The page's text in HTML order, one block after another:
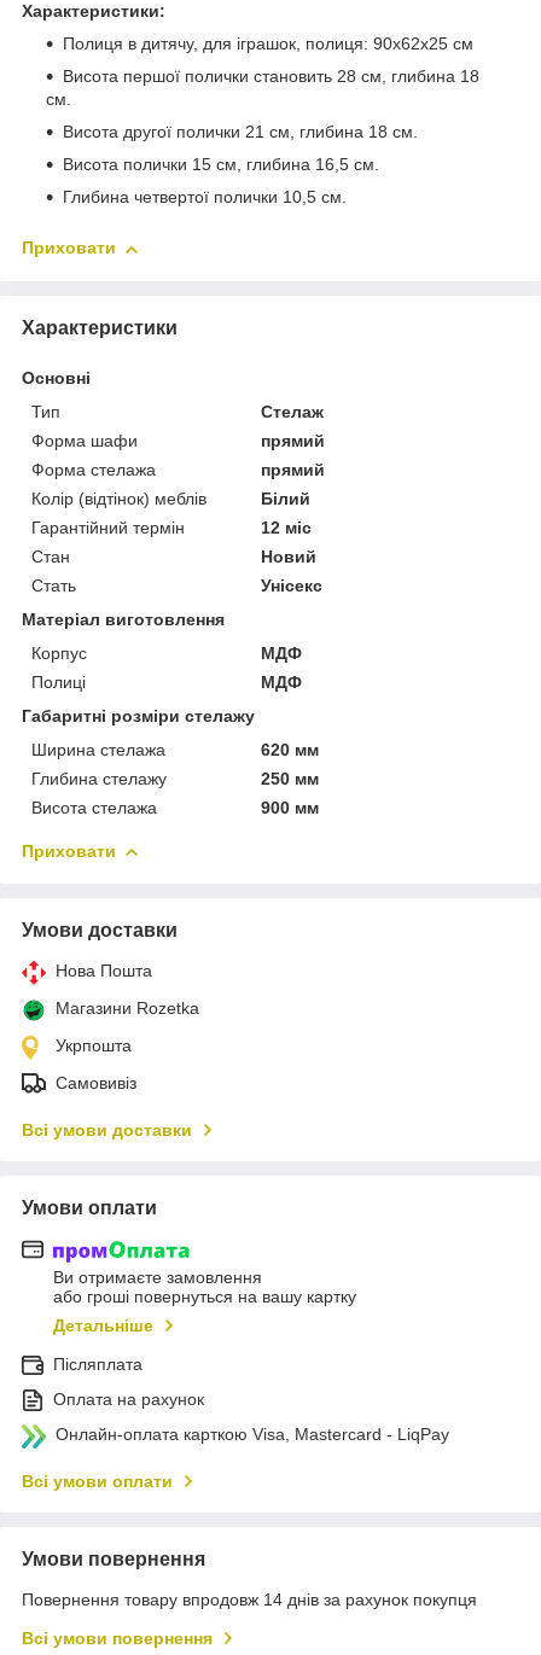
Характеристики:
Полиця в дитячу, для іграшок, полиця: 90х62х25 см
Висота першої полички становить 28 см, глибина 18
см.
Висота другої полички 21 см, глибина 18 см.
Висота полички 15 см, глибина 16,5 см.
Глибина четвертої полички 10,5 см.
Приховати
Характеристики
Основні
Тип
Стелаж
Форма шафи
прямий
Форма стелажа
прямий
Колір (відтінок) меблів
Білий
Гарантійний термін
12 міс
Стан
Новий
Стать
Унісекс
Матеріал виготовлення
Корпус
МДФ
Полиці
МДФ
Габаритні розміри стелажу
Ширина стелажа
620 мм
Глибина стелажу
250 мм
Висота стелажа
900 мм
Приховати
Умови доставки
Нова Пошта
Магазини Rozetka
Укрпошта
Самовивіз
Всі умови доставки
Умови оплати
Ви отримаєте замовлення
або гроші повернуться на вашу картку
Детальніше
Післяплата
Оплата на рахунок
Онлайн-оплата карткою Visa, Mastercard - LiqPay
Всі умови оплати
Умови повернення
Повернення товару впродовж 14 днів за рахунок покупця
Всі умови повернення